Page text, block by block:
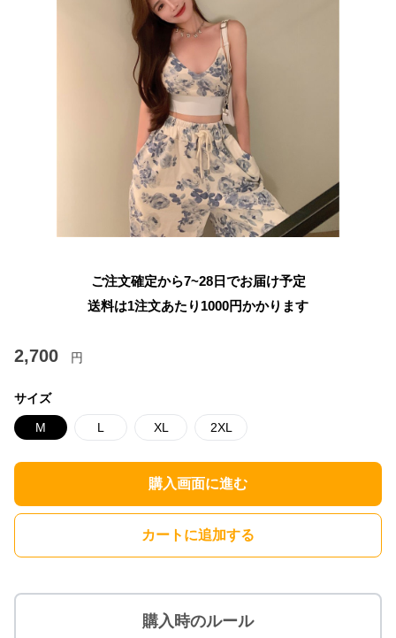
ご注文確定から7~28日でお届け予定
送料は1注文あたり 1000円かかります
2,700 円
サイズ
M L XL 2XL
購入画面に進む
カートに追加する
購入時のルール